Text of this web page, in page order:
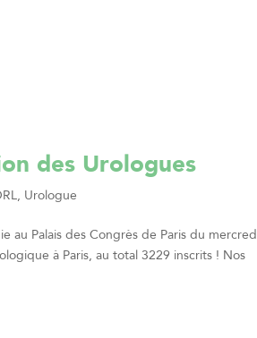
des Urologues
Urologue
au Palais des Congrès de Paris du
à Paris, au total 3229 inscrits ! Nos